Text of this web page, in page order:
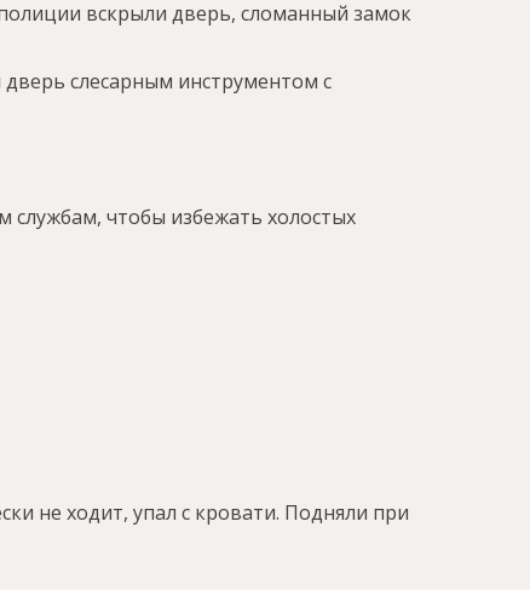
вскрыли дверь, сломанный замок
слесарным инструментом с
чтобы избежать холостых
не ходит, упал с кровати. Подняли при